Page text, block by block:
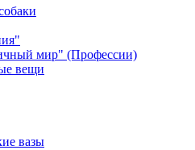
мир" (Профессии)
вещи
вазы